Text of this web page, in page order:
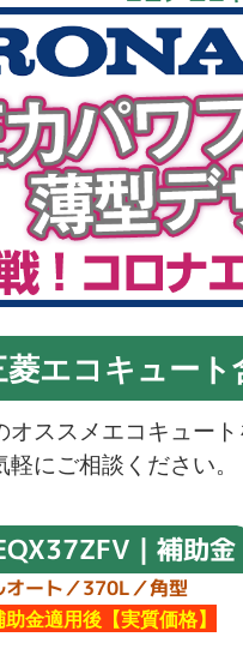
菱エコキュー
オススメエコキュー
にご相談ください。
｜補助金
オート／370L／角型
金適用後【実質価格】